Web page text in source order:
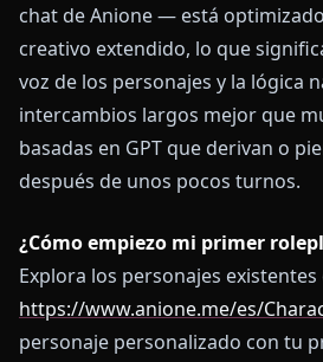
chat de Anione — está
creativo extendido, lo que
voz de los personajes y la lógica
intercambios largos mejor que
basadas en GPT que derivan o
después de unos pocos turnos.
¿Cómo empiezo mi primer
Explora los personajes existentes
https://www.anione.me/es/
personaje personalizado con tu